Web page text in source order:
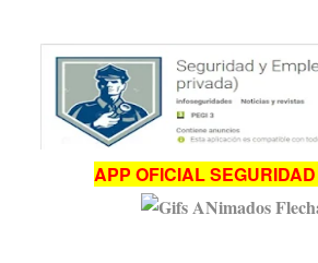
APP OFICIAL